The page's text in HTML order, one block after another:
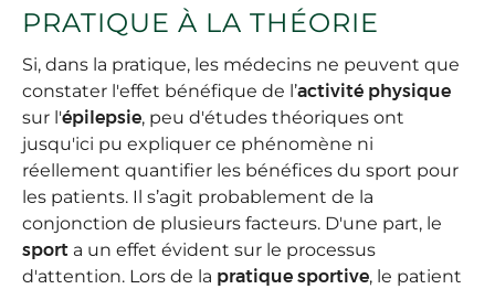
PRATIQUE À LA THÉORIE
Si, dans la pratique, les médecins ne peuvent que
constater l'effet bénéfique de l’activité physique
sur l'épilepsie, peu d'études théoriques ont
jusqu'ici pu expliquer ce phénomène ni
réellement quantifier les bénéfices du sport pour
les patients. Il s’agit probablement de la
conjonction de plusieurs facteurs. D'une part, le
sport a un effet évident sur le processus
d'attention. Lors de la pratique sportive, le patient